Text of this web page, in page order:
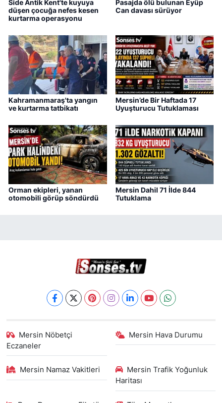
Side Antik Kent'te kuyuya
düşen çocuğa nefes kesen
kurtarma operasyonu
Pasajda ölü bulunan Eyüp
Can davası sürüyor
Kahramanmaraş'ta yangın
ve kurtarma tatbikatı
Mersin’de Bir Haftada 17
Uyuşturucu Tutuklaması
Orman ekipleri, yanan
otomobili görüp söndürdü
Mersin Dahil 71 İlde 844
Tutuklama
Mersin Nöbetçi
Eczaneler
Mersin Hava Durumu
Mersin Namaz Vakitleri
Mersin Trafik Yoğunluk
Haritası